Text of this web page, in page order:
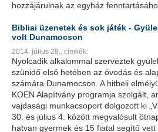
hozzájárulnak az egyház
Bibliai üzenetek és sok játék -
volt Dunamocson
2014. július 28., címkék:
Nyolcadik alkalommal szerveztek
szünidő első hetében az óvodás és
számára Dunamocson. A hitbeli
KOEN Alapítvány programja szolgált,
vajdasági munkacsoport dolgozott ki
30. és július 4. között megvalósult
hatvan gyermek és 15 fiatal segítő vett